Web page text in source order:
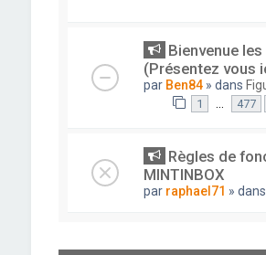
Bienvenue
(Présentez vous
par Ben84 » dans
1 … 477
Règles de
MINTINBOX
par raphael71 » dans